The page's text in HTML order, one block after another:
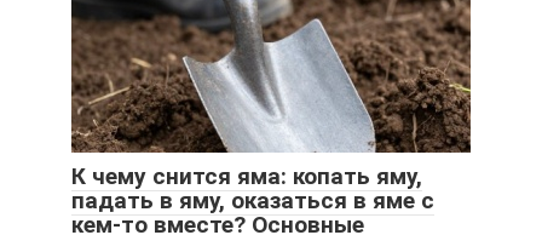
К чему снится яма: копать яму,
падать в яму, оказаться в яме с
кем-то вместе? Основные